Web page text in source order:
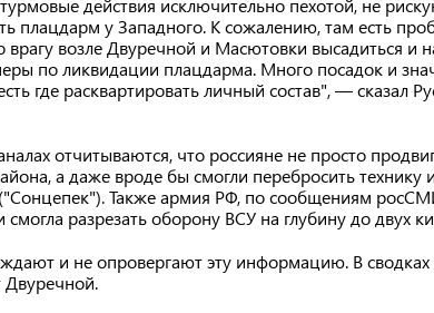
действия исключительно пехотой, не
плацдарм у Западного. К сожалению, там есть
врагу возле Двуречной и Масютовки высадиться и
по ликвидации плацдарма. Много посадок и
где расквартировать личный состав", — сказал
отчитываются, что россияне не просто
а даже вроде бы смогли перебросить технику
Также армия РФ, по сообщениям
смогла разрезать оборону ВСУ на глубину до двух
и не опровергают эту информацию. В
Двуречной.